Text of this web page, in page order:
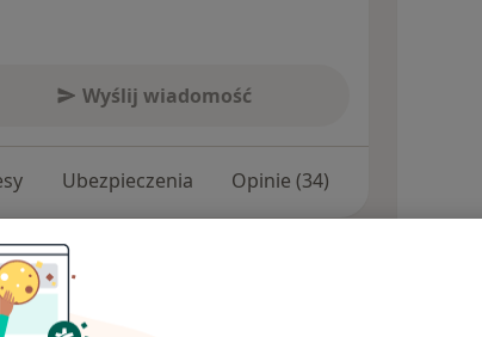
Wyślij wiadomość
Ubezpieczenia Opinie (34)
z tytułem magistra fizjoterapii.